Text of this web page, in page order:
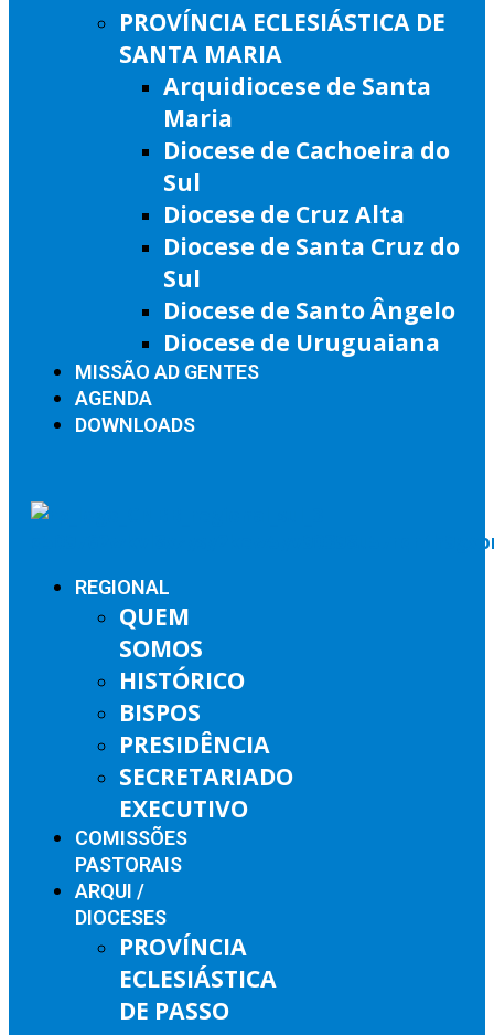
PROVÍNCIA ECLESIÁSTICA DE
SANTA MARIA
Arquidiocese de Santa
Maria
Diocese de Cachoeira do
Sul
Diocese de Cruz Alta
Diocese de Santa Cruz do
Sul
Diocese de Santo Ângelo
Diocese de Uruguaiana
MISSÃO AD GENTES
AGENDA
DOWNLOADS
REGIONAL
QUEM
SOMOS
HISTÓRICO
BISPOS
PRESIDÊNCIA
SECRETARIADO
EXECUTIVO
COMISSÕES
PASTORAIS
ARQUI /
DIOCESES
PROVÍNCIA
ECLESIÁSTICA
DE PASSO